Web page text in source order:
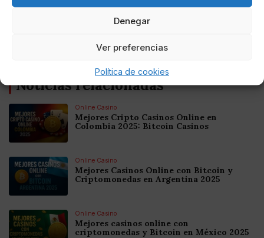
Denegar
Ver preferencias
Política de cookies
Noticias relacionadas
Online Casino
Mejores Cripto Casinos Online en
Colombia 2025: Bitcoin Casinos
Online Casino
Mejores Casinos Online con Bitcoin y
Criptomonedas en Argentina 2025
Online Casino
Mejores casinos online con
criptomonedas y Bitcoin en México 2025